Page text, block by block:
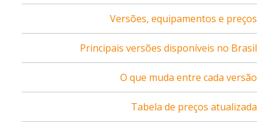
Versões, equipamentos e preços
Principais versões disponíveis no Brasil
O que muda entre cada versão
Tabela de preços atualizada